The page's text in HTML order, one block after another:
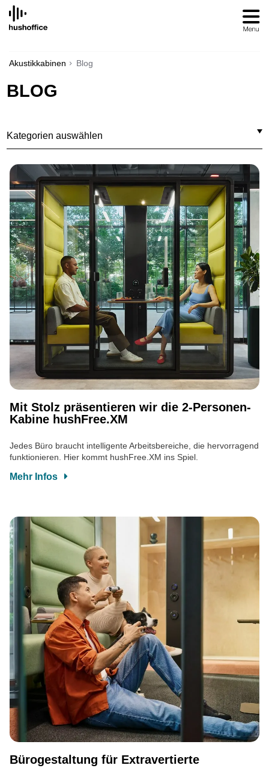
SKIP
CONTENT
Akustikkabinen Blog
BLOG
Kategorien auswählen
Mit Stolz präsentieren wir die 2-Personen-
Kabine hushFree.XM
Jedes Büro braucht intelligente Arbeitsbereiche, die hervorragend
funktionieren. Hier kommt hushFree.XM ins Spiel.
Mehr Infos
Bürogestaltung für Extravertierte